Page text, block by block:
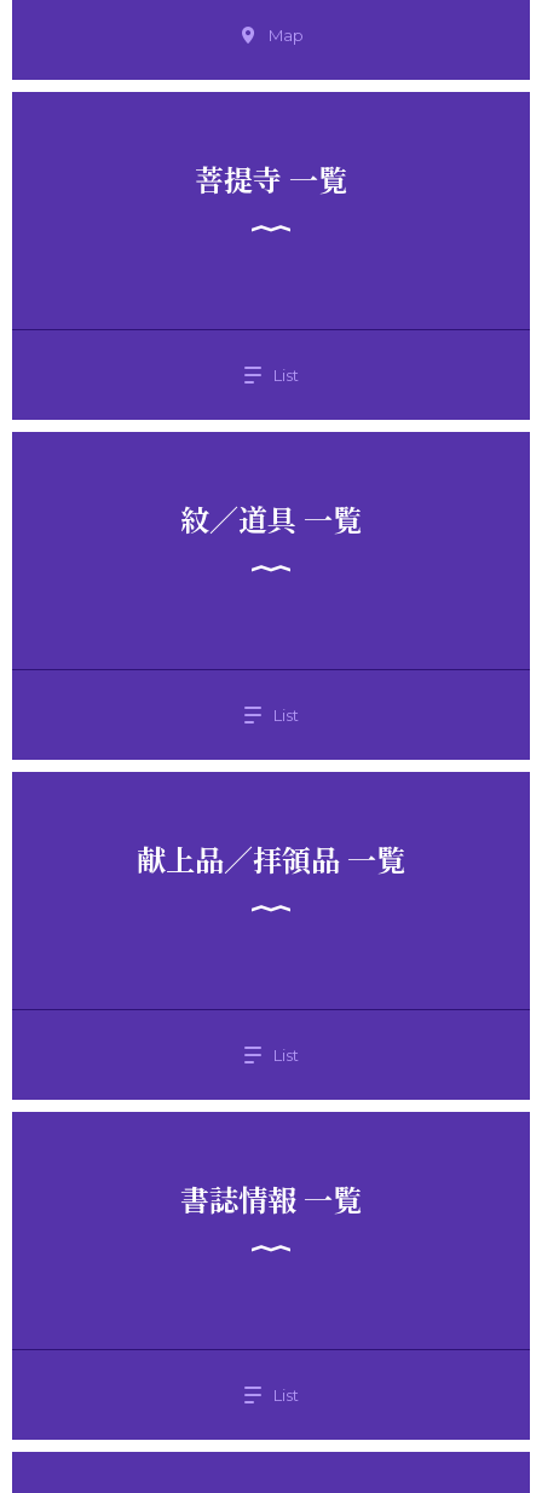
Map
菩提寺 一覧
List
紋／道具 一覧
List
献上品／拝領品 一覧
List
書誌情報 一覧
List